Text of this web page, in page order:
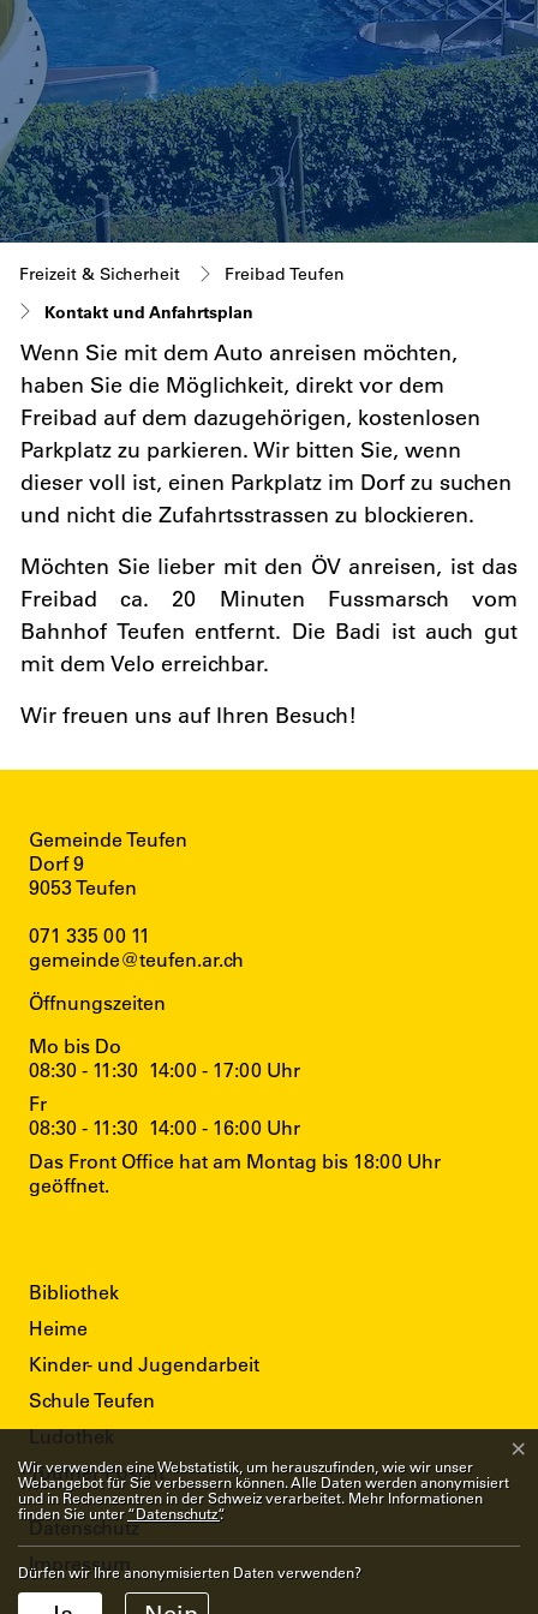
Freizeit & Sicherheit Freibad Teufen
Kontakt und Anfahrtsplan
Wenn Sie mit dem Auto anreisen möchten,
haben Sie die Möglichkeit, direkt vor dem
Freibad auf dem dazugehörigen, kostenlosen
Parkplatz zu parkieren. Wir bitten Sie, wenn
dieser voll ist, einen Parkplatz im Dorf zu suchen
und nicht die Zufahrtsstrassen zu blockieren.
Möchten Sie lieber mit den ÖV anreisen, ist das
Freibad ca. 20 Minuten Fussmarsch vom
Bahnhof Teufen entfernt. Die Badi ist auch gut
mit dem Velo erreichbar.
Wir freuen uns auf Ihren Besuch!
Gemeinde Teufen
Dorf 9
9053 Teufen
071 335 00 11
gemeinde@teufen.ar.ch
Öffnungszeiten
Mo bis Do
08:30 - 11:30 14:00 - 17:00 Uhr
Fr
08:30 - 11:30 14:00 - 16:00 Uhr
Das Front Office hat am Montag bis 18:00 Uhr
geöffnet.
Direktzugriffe
Bibliothek
Heime
Kinder- und Jugendarbeit
Schule Teufen
Ludothek
Tüüfner Poscht
Toolbar
Datenschutz
Impressum
Webstatistik
Wir verwenden eine Webstatistik, um herauszufinden, wie wir unser
Webangebot für Sie verbessern können. Alle Daten werden anonymisiert
und in Rechenzentren in der Schweiz verarbeitet. Mehr Informationen
finden Sie unter“Datenschutz“.
Dürfen wir Ihre anonymisierten Daten verwenden?
×